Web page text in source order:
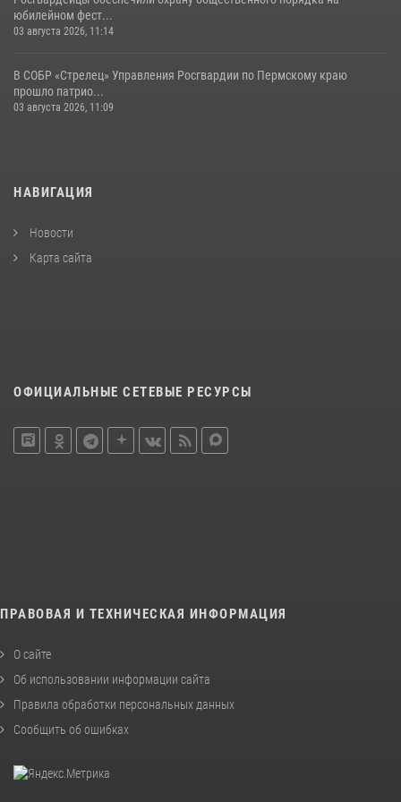
юбилейном фест...
03 августа 2026, 11:14
В СОБР «Стрелец» Управления Росгвардии по Пермскому краю
прошло патрио...
03 августа 2026, 11:09
НАВИГАЦИЯ
Новости
Карта сайта
ОФИЦИАЛЬНЫЕ СЕТЕВЫЕ РЕСУРСЫ
ПРАВОВАЯ И ТЕХНИЧЕСКАЯ ИНФОРМАЦИЯ
О сайте
Об использовании информации сайта
Правила обработки персональных данных
Сообщить об ошибках